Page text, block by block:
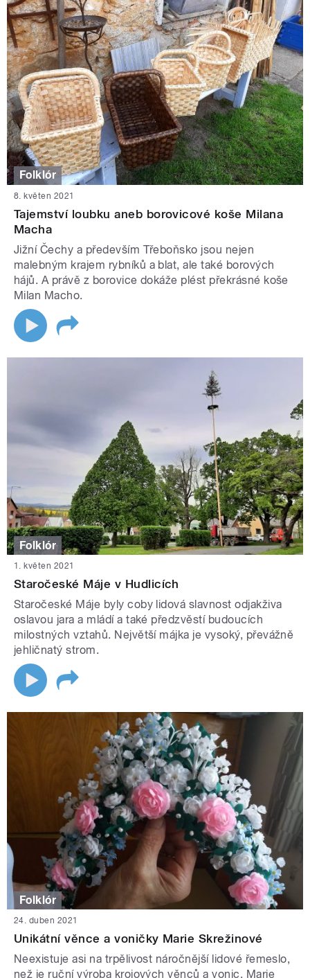
Folklór
8. květen 2021
Tajemství loubku aneb borovicové koše Milana
Macha
Jižní Čechy a především Třeboňsko jsou nejen
malebným krajem rybníků a blat, ale také borových
hájů. A právě z borovice dokáže plést překrásné koše
Milan Macho.
Folklór
1. květen 2021
Staročeské Máje v Hudlicích
Staročeské Máje byly coby lidová slavnost odjakživa
oslavou jara a mládí a také předzvěstí budoucích
milostných vztahů. Největší májka je vysoký, převážně
jehličnatý strom.
Folklór
24. duben 2021
Unikátní věnce a voničky Marie Skrežinové
Neexistuje asi na trpělivost náročnější lidové řemeslo,
než je ruční výroba krojových věnců a vonic. Marie